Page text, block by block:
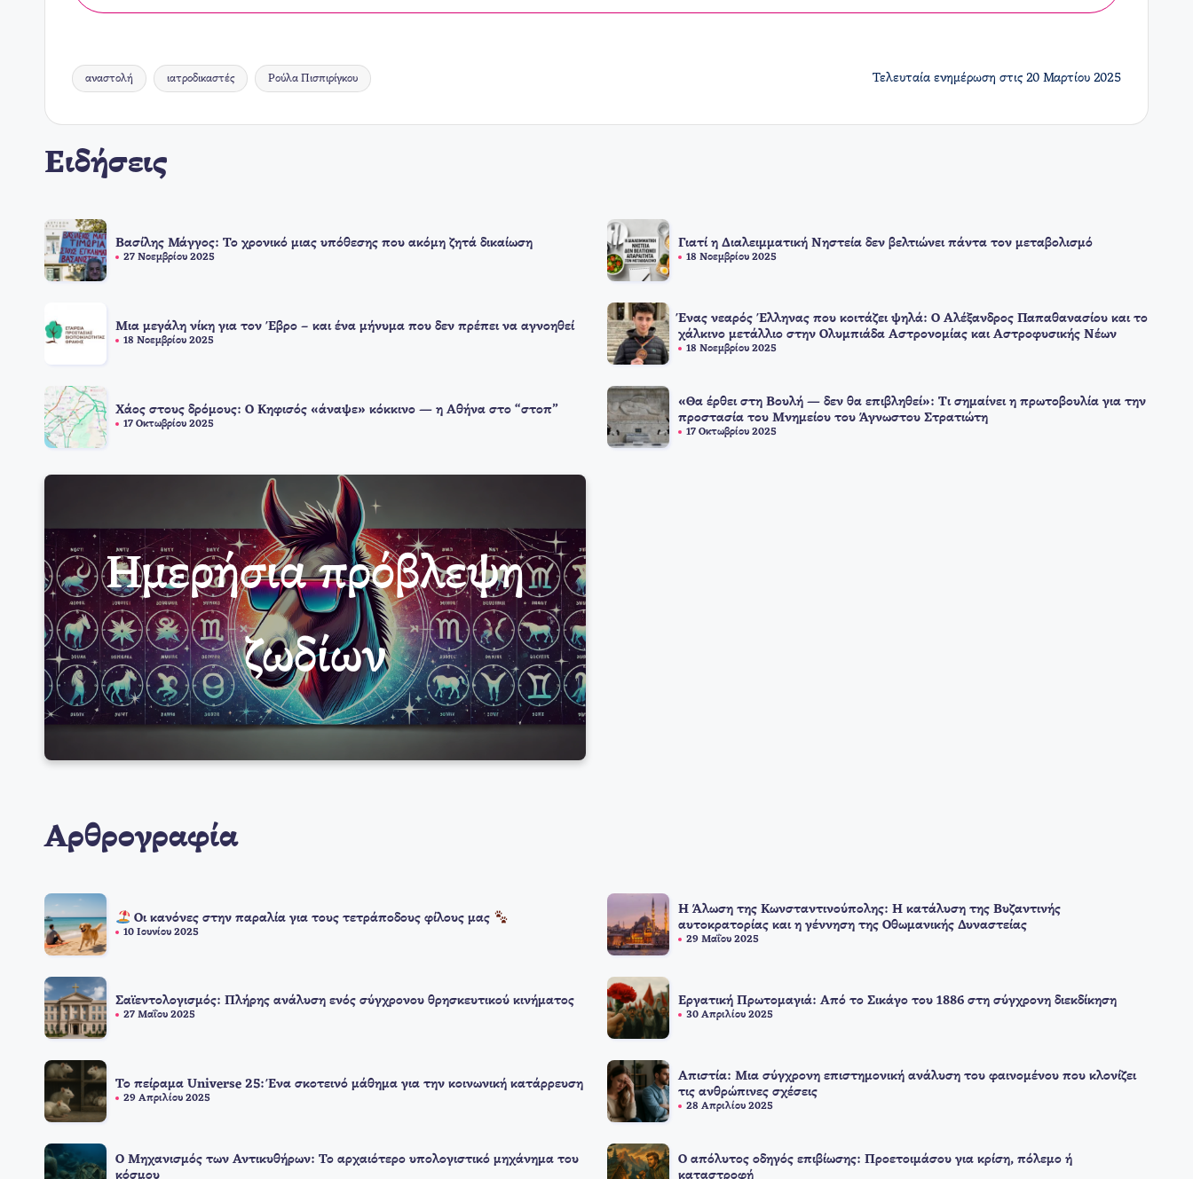
Ετικέτες:
αναστολή ιατροδικαστές Ρούλα Πισπιρίγκου Τελευταία ενημέρωση στις 20 Μαρτίου 2025
Ειδήσεις
Βασίλης Μάγγος: Το χρονικό μιας υπόθεσης που ακόμη ζητά δικαίωση
27 Νοεμβρίου 2025
Γιατί η Διαλειμματική Νηστεία δεν βελτιώνει πάντα τον μεταβολισμό
18 Νοεμβρίου 2025
Μια μεγάλη νίκη για τον Έβρο – και ένα μήνυμα που δεν πρέπει να αγνοηθεί
18 Νοεμβρίου 2025
Ένας νεαρός Έλληνας που κοιτάζει ψηλά: Ο Αλέξανδρος Παπαθανασίου και το
χάλκινο μετάλλιο στην Ολυμπιάδα Αστρονομίας και Αστροφυσικής Νέων
18 Νοεμβρίου 2025
Χάος στους δρόμους: Ο Κηφισός «άναψε» κόκκινο — η Αθήνα στο “στοπ”
17 Οκτωβρίου 2025
«Θα έρθει στη Βουλή — δεν θα επιβληθεί»: Τι σημαίνει η πρωτοβουλία για την
προστασία του Μνημείου του Άγνωστου Στρατιώτη
17 Οκτωβρίου 2025
Ημερήσια πρόβλεψη
ζωδίων
Αρθρογραφία
Οι κανόνες στην παραλία για τους τετράποδους φίλους μας
10 Ιουνίου 2025
Η Άλωση της Κωνσταντινούπολης: Η κατάλυση της Βυζαντινής
αυτοκρατορίας και η γέννηση της Οθωμανικής Δυναστείας
29 Μαΐου 2025
Σαϊεντολογισμός: Πλήρης ανάλυση ενός σύγχρονου θρησκευτικού κινήματος
27 Μαΐου 2025
Εργατική Πρωτομαγιά: Από το Σικάγο του 1886 στη σύγχρονη διεκδίκηση
30 Απριλίου 2025
Το πείραμα Universe 25: Ένα σκοτεινό μάθημα για την κοινωνική κατάρρευση
29 Απριλίου 2025
Απιστία: Μια σύγχρονη επιστημονική ανάλυση του φαινομένου που κλονίζει
τις ανθρώπινες σχέσεις
28 Απριλίου 2025
Ο Μηχανισμός των Αντικυθήρων: Το αρχαιότερο υπολογιστικό μηχάνημα του
κόσμου
Ο απόλυτος οδηγός επιβίωσης: Προετοιμάσου για κρίση, πόλεμο ή
καταστροφή